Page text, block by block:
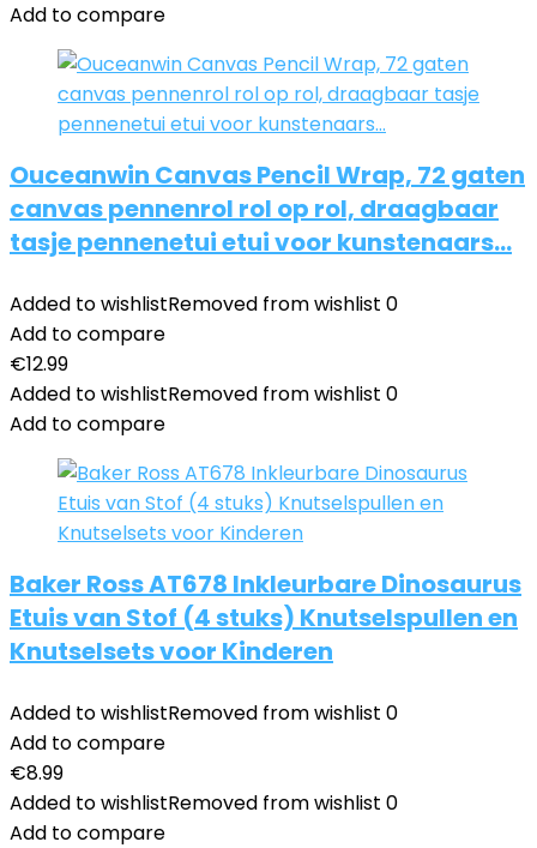
Add to compare
Ouceanwin Canvas Pencil Wrap, 72 gaten
canvas pennenrol rol op rol, draagbaar
tasje pennenetui etui voor kunstenaars…
Added to wishlistRemoved from wishlist 0
Add to compare
€12.99
Added to wishlistRemoved from wishlist 0
Add to compare
Baker Ross AT678 Inkleurbare Dinosaurus
Etuis van Stof (4 stuks) Knutselspullen en
Knutselsets voor Kinderen
Added to wishlistRemoved from wishlist 0
Add to compare
€8.99
Added to wishlistRemoved from wishlist 0
Add to compare